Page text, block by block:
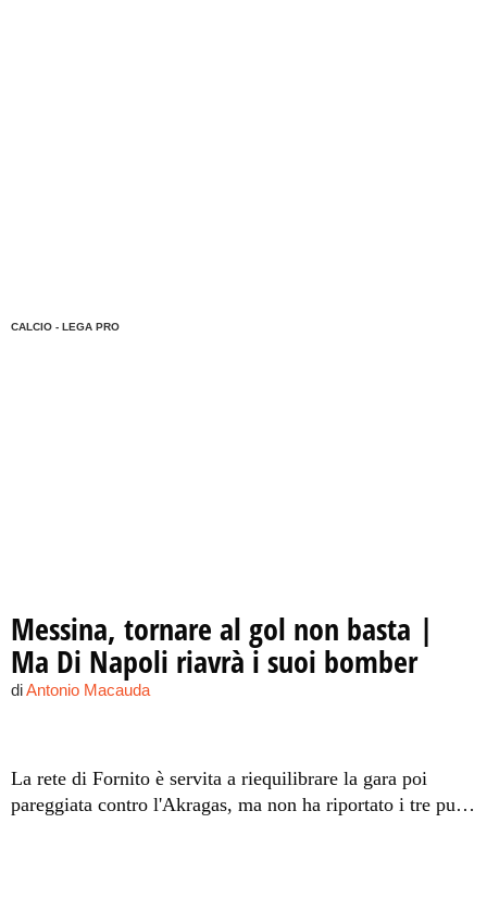
CALCIO - LEGA PRO
Messina, tornare al gol non basta |
Ma Di Napoli riavrà i suoi bomber
diAntonio Macauda
La rete di Fornito è servita a riequilibrare la gara poi
pareggiata contro l'Akragas, ma non ha riportato i tre punti